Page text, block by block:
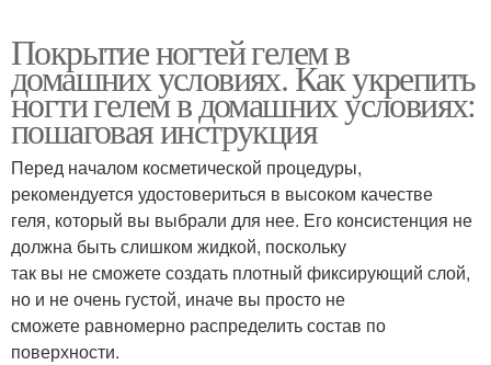
Покрытие ногтей гелем в
домашних условиях. Как укрепить
ногти гелем в домашних условиях:
пошаговая инструкция
Перед началом косметической процедуры,
рекомендуется удостовериться в высоком качестве
геля, который вы выбрали для нее. Его консистенция не
должна быть слишком жидкой, поскольку
так вы не сможете создать плотный фиксирующий слой,
но и не очень густой, иначе вы просто не
сможете равномерно распределить состав по
поверхности.